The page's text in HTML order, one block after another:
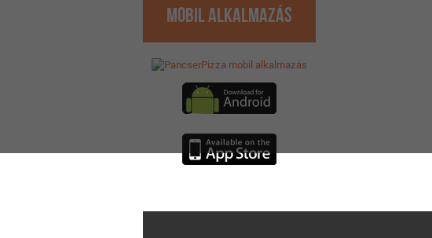
Mobil Alkalmazás